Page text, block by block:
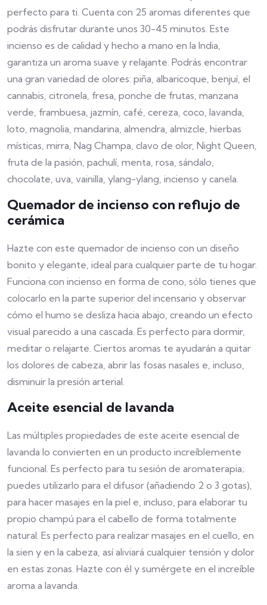
perfecto para ti. Cuenta con 25 aromas diferentes que
podrás disfrutar durante unos 30-45 minutos. Este
incienso es de calidad y hecho a mano en la India,
garantiza un aroma suave y relajante. Podrás encontrar
una gran variedad de olores: piña, albaricoque, benjuí, el
cannabis, citronela, fresa, ponche de frutas, manzana
verde, frambuesa, jazmín, café, cereza, coco, lavanda,
loto, magnolia, mandarina, almendra, almizcle, hierbas
místicas, mirra, Nag Champa, clavo de olor, Night Queen,
fruta de la pasión, pachulí, menta, rosa, sándalo,
chocolate, uva, vainilla, ylang-ylang, incienso y canela.
Quemador de incienso con reflujo de
cerámica
Hazte con este quemador de incienso con un diseño
bonito y elegante, ideal para cualquier parte de tu hogar.
Funciona con incienso en forma de cono, sólo tienes que
colocarlo en la parte superior del incensario y observar
cómo el humo se desliza hacia abajo, creando un efecto
visual parecido a una cascada. Es perfecto para dormir,
meditar o relajarte. Ciertos aromas te ayudarán a quitar
los dolores de cabeza, abrir las fosas nasales e, incluso,
disminuir la presión arterial.
Aceite esencial de lavanda
Las múltiples propiedades de este aceite esencial de
lavanda lo convierten en un producto increíblemente
funcional. Es perfecto para tu sesión de aromaterapia;
puedes utilizarlo para el difusor (añadiendo 2 o 3 gotas),
para hacer masajes en la piel e, incluso, para elaborar tu
propio champú para el cabello de forma totalmente
natural. Es perfecto para realizar masajes en el cuello, en
la sien y en la cabeza, así aliviará cualquier tensión y dolor
en estas zonas. Hazte con él y sumérgete en el increíble
aroma a lavanda.